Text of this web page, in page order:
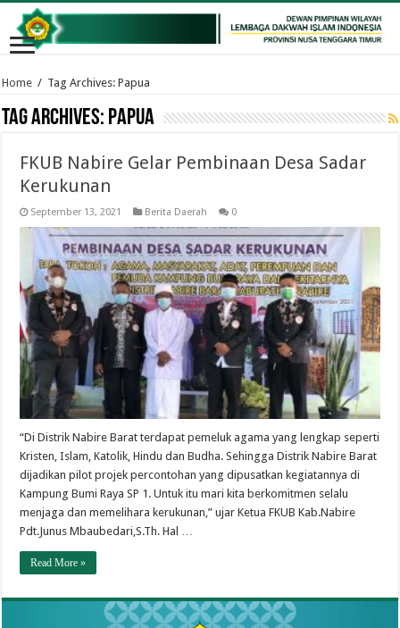
Home / Tag Archives: Papua
Tag Archives: Papua
FKUB Nabire Gelar Pembinaan Desa Sadar
Kerukunan
September 13, 2021 Berita Daerah 0
“Di Distrik Nabire Barat terdapat pemeluk agama yang lengkap seperti
Kristen, Islam, Katolik, Hindu dan Budha. Sehingga Distrik Nabire Barat
dijadikan pilot projek percontohan yang dipusatkan kegiatannya di
Kampung Bumi Raya SP 1. Untuk itu mari kita berkomitmen selalu
menjaga dan memelihara kerukunan,” ujar Ketua FKUB Kab.Nabire
Pdt.Junus Mbaubedari,S.Th. Hal …
Read More »